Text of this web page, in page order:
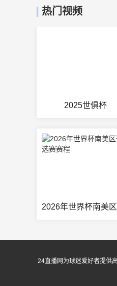
热门视频
2025世俱杯
24直播网为球迷爱好者提供